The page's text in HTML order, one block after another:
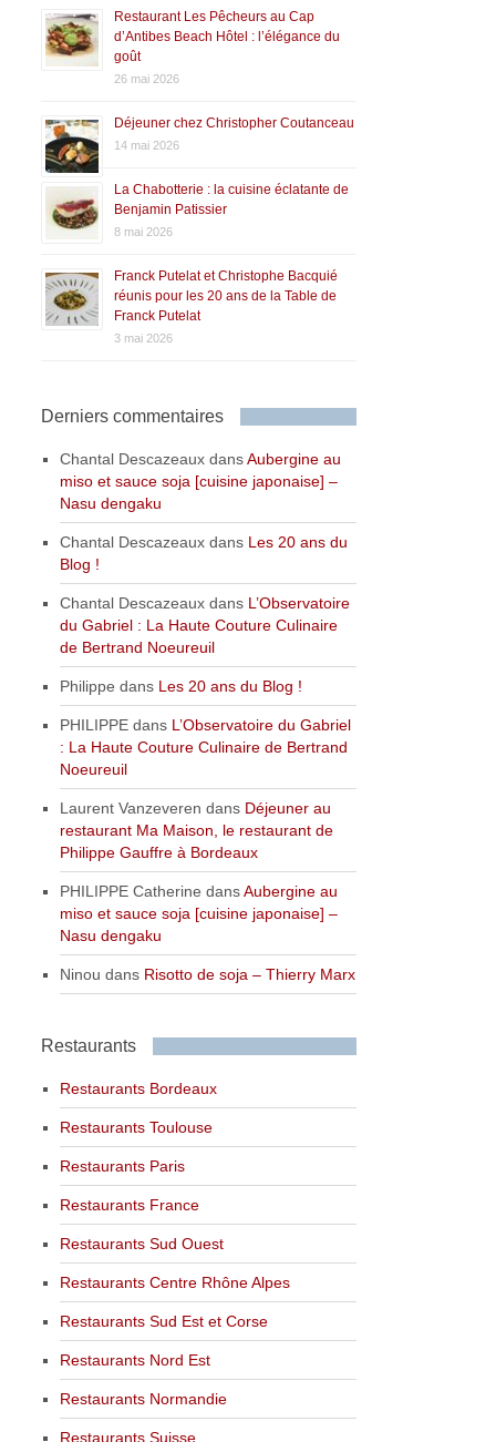
Restaurant Les Pêcheurs au Cap
d’Antibes Beach Hôtel : l’élégance du
goût
26 mai 2026
Déjeuner chez Christopher Coutanceau
14 mai 2026
La Chabotterie : la cuisine éclatante de
Benjamin Patissier
8 mai 2026
Franck Putelat et Christophe Bacquié
réunis pour les 20 ans de la Table de
Franck Putelat
3 mai 2026
Derniers commentaires
Chantal Descazeaux dansAubergine au
miso et sauce soja [cuisine japonaise] –
Nasu dengaku
Chantal Descazeaux dans Les 20 ans du
Blog !
Chantal Descazeaux dans L’Observatoire
du Gabriel : La Haute Couture Culinaire
de Bertrand Noeureuil
Philippe dans Les 20 ans du Blog !
PHILIPPE dans L’Observatoire du Gabriel
: La Haute Couture Culinaire de Bertrand
Noeureuil
Laurent Vanzeveren dans Déjeuner au
restaurant Ma Maison, le restaurant de
Philippe Gauffre à Bordeaux
PHILIPPE Catherine dansAubergine au
miso et sauce soja [cuisine japonaise] –
Nasu dengaku
Ninou dans Risotto de soja – Thierry Marx
Restaurants
Restaurants Bordeaux
Restaurants Toulouse
Restaurants Paris
Restaurants France
Restaurants Sud Ouest
Restaurants Centre Rhône Alpes
Restaurants Sud Est et Corse
Restaurants Nord Est
Restaurants Normandie
Restaurants Suisse